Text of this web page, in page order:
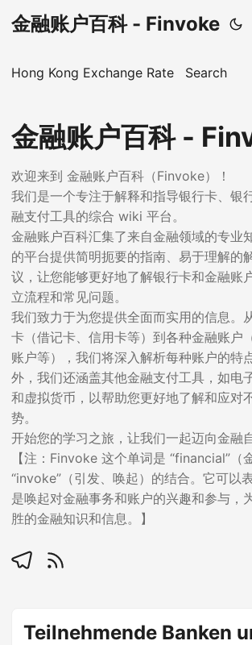
金融账户百科 - Finvoke
Hong Kong Exchange Rate Search
金融账户百科 -
欢迎来到 金融账户百科（Finvoke）！
我们是一个专注于解释和指导银行卡、银
融支付工具的综合 wiki 平台。
金融账户百科汇集了来自金融领域的专业
的平台提供简明扼要的指南、易于理解的
议，让您能够更好地了解银行卡和金融账
立流程和常见问题。
我们致力于为您提供全面而实用的信息。
卡（借记卡、信用卡等）到各种金融账户
账户等），我们将深入解析每种账户的特
外，我们还涵盖其他金融支付工具，如电
和虚拟货币，以帮助您更好地了解和应对
势。
开始您的学习之旅，让我们一起迈向金融
【注：Finvoke 这个单词是 “financial”（
“invoke”（引发、唤起）的结合。它可以
是唤起对金融事务和账户的兴趣和参与，
胜的金融知识和信息。】
Teilnehmende Banken